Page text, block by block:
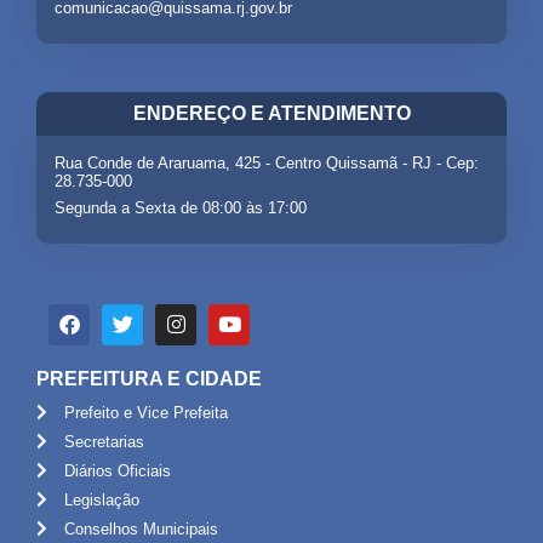
comunicacao@quissama.rj.gov.br
ENDEREÇO E ATENDIMENTO
Rua Conde de Araruama, 425 - Centro Quissamã - RJ - Cep:
28.735-000
Segunda a Sexta de 08:00 às 17:00
PREFEITURA E CIDADE
Prefeito e Vice Prefeita
Secretarias
Diários Oficiais
Legislação
Conselhos Municipais